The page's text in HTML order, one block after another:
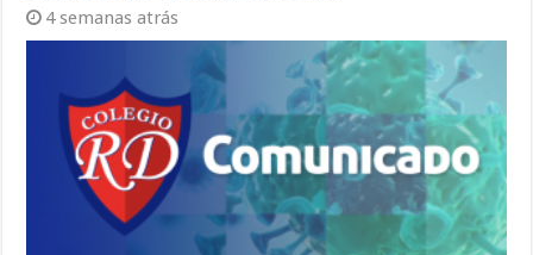
4 semanas atrás